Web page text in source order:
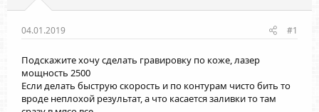
04.01.2019 #1
Подскажите хочу сделать гравировку по коже, лазер
мощность 2500
Если делать быструю скорость и по контурам чисто бить то
вроде неплохой результат, а что касается заливки то там